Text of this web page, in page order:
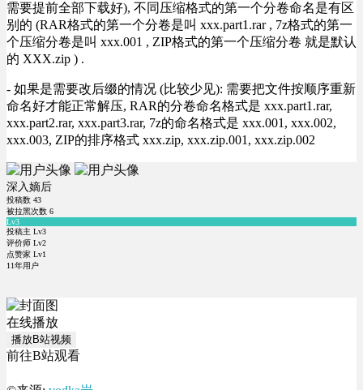
需要提前全部下载好), 不同压缩格式的第一个分卷命名是有区
别的 (RAR格式的第一个分卷是叫 xxx.part1.rar , 7z格式的第一
个压缩分卷是叫 xxx.001 , ZIP格式的第一个压缩分卷 就是默认
的 XXX.zip ) .
- 如果是需要改后缀的情况 (比较少见): 需要把文件按顺序重新
命名好才能正常解压, RAR的分卷命名格式是 xxx.part1.rar,
xxx.part2.rar, xxx.part3.rar, 7z的命名格式是 xxx.001, xxx.002,
xxx.003, ZIP的排序格式 xxx.zip, xxx.zip.001, xxx.zip.002
深入嫡后
投稿数 43
被拉黑次数 6
Lv3
投稿主 Lv3
评价师 Lv2
点赞家 Lv1
11年用户
在线播放
播放B站视频
前往B站观看